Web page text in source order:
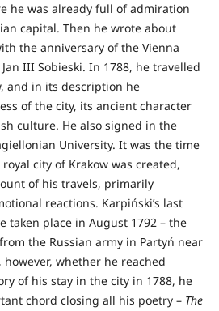
he was already full of admiration
capital. Then he wrote about
the anniversary of the Vienna
III Sobieski. In 1788, he travelled
and in its description he
of the city, its ancient character
culture. He also signed in the
University. It was the time
city of Krakow was created,
of his travels, primarily
reactions. Karpiński’s last
taken place in August 1792 – the
the Russian army in Partyń near
whether he reached
of his stay in the city in 1788, he
chord closing all his poetry – The